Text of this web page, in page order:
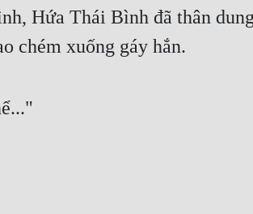
Hứa Thái Bình đã thân
chém xuống gáy hắn.